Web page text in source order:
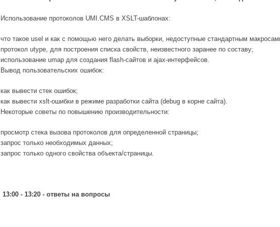
Использование протоколов UMI.CMS в XSLT-шаблонах:
что такое usel и как с помощью него делать выборки, недоступные стандартным
протокол utype, для построения списка свойств, неизвестного заранее по составу;
использование umap для создания flash-сайтов и ajax-интерфейсов.
Вывод пользовательских ошибок:
как вывести стек ошибок;
как вывести xslt-ошибки в режиме разработки сайта (debug в корне сайта).
Некоторые советы по повышению производительности:
просмотр стека вызова протоколов для определенной страницы;
запрос только необходимых данных;
запрос только одного свойства объекта/страницы.
13:00 - 13:20 - ответы на вопросы